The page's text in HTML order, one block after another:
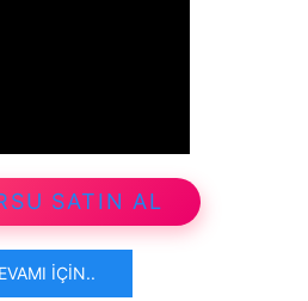
SATIN AL
İÇIN..